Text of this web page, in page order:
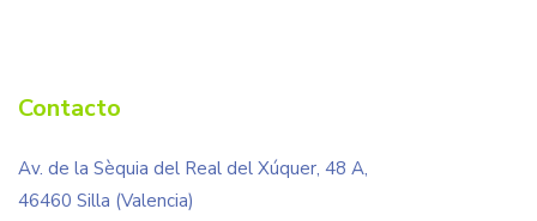
Contacto
Av. de la Sèquia del Real del Xúquer, 48 A,
46460 Silla (Valencia)